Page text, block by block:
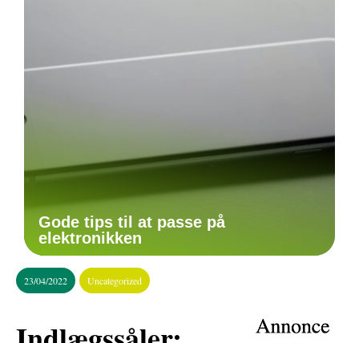
Gode tips til at passe på
elektronikken
23/04/2022 Uncategorized